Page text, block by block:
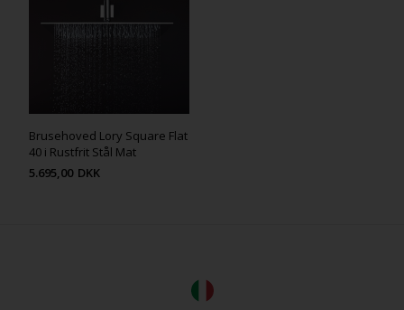
Brusehoved Lory Square Flat
40 i Rustfrit Stål Mat
5.695,00 DKK